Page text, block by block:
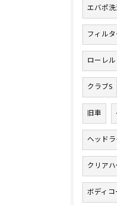
エバポ
フィル
ローレル
クラブS
旧車
ヘッド
クリア
ボディ